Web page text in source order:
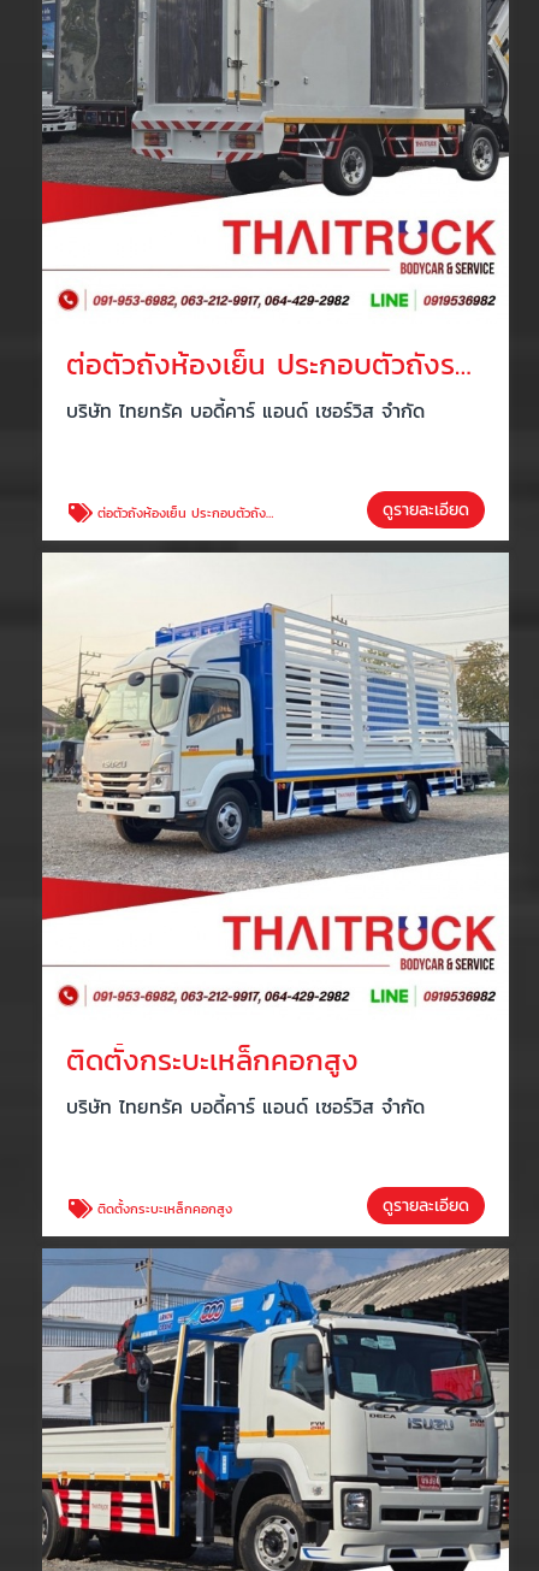
ต่อตัวถังห้องเย็น ประกอบตัวถังรถบรรทุกห้องเย็น
บริษัท ไทยทรัค บอดี้คาร์ แอนด์ เซอร์วิส จำกัด
ต่อตัวถังห้องเย็น ประกอบตัวถังรถบรรทุกห้องเย็น ดูรายละเอียด
ติดตั้งกระบะเหล็กคอกสูง
บริษัท ไทยทรัค บอดี้คาร์ แอนด์ เซอร์วิส จำกัด
ติดตั้งกระบะเหล็กคอกสูง ดูรายละเอียด